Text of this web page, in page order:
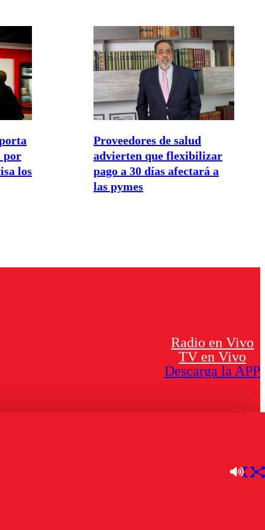
por
los
Proveedores de salud
advierten que flexibilizar
pago a 30 días afectará a
las pymes
Radio en Vivo
TV en Vivo
Descarga la APP